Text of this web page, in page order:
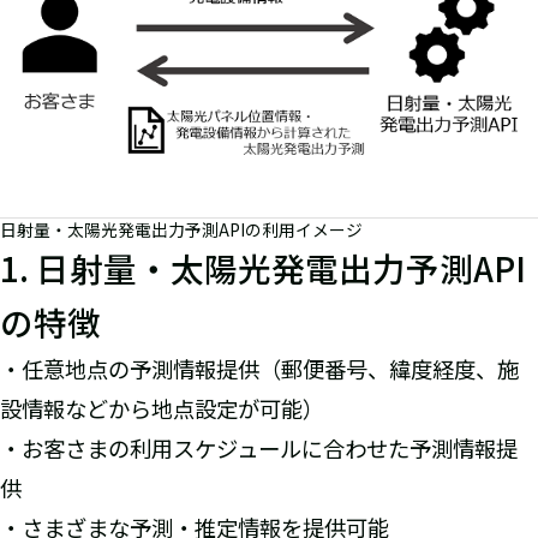
日射量・太陽光発電出力予測APIの利用イメージ
1. 日射量・太陽光発電出力予測API
の特徴
・任意地点の予測情報提供（郵便番号、緯度経度、施
設情報などから地点設定が可能）
・お客さまの利用スケジュールに合わせた予測情報提
供
・さまざまな予測・推定情報を提供可能